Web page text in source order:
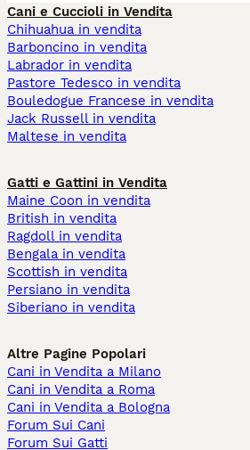
Cani e Cuccioli in Vendita
Chihuahua in vendita
Barboncino in vendita
Labrador in vendita
Pastore Tedesco in vendita
Bouledogue Francese in vendita
Jack Russell in vendita
Maltese in vendita
Gatti e Gattini in Vendita
Maine Coon in vendita
British in vendita
Ragdoll in vendita
Bengala in vendita
Scottish in vendita
Persiano in vendita
Siberiano in vendita
Altre Pagine Popolari
Cani in Vendita a Milano
Cani in Vendita a Roma
Cani in Vendita a Bologna
Forum Sui Cani
Forum Sui Gatti